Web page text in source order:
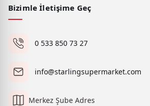
Bizimle İletişime Geç
0 533 850 73 27
info@starlingsupermarket.com
Merkez Şube Adres